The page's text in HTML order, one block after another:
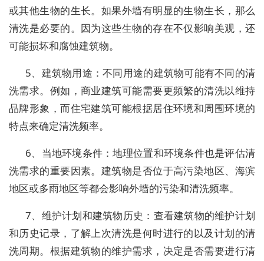
或其他生物的生长。如果外墙有明显的生物生长，那么
清洗是必要的。因为这些生物的存在不仅影响美观，还
可能损坏和腐蚀建筑物。
5、建筑物用途：不同用途的建筑物可能有不同的清
洗需求。例如，商业建筑可能需要更频繁的清洗以维持
品牌形象，而住宅建筑可能根据居住环境和周围环境的
特点来确定清洗频率。
6、当地环境条件：地理位置和环境条件也是评估清
洗需求的重要因素。建筑物是否位于高污染地区、海滨
地区或多雨地区等都会影响外墙的污染和清洗频率。
7、维护计划和建筑物历史：查看建筑物的维护计划
和历史记录，了解上次清洗是何时进行的以及计划的清
洗周期。根据建筑物的维护需求，决定是否需要进行清